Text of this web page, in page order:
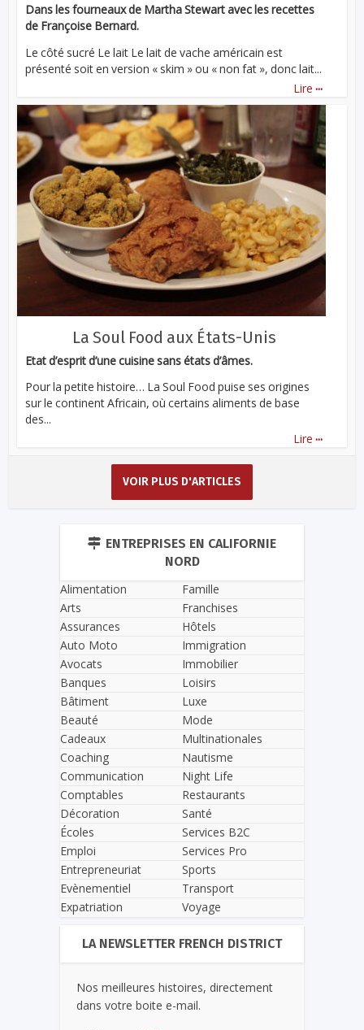
Dans les fourneaux de Martha Stewart avec les recettes
de Françoise Bernard.
Le côté sucré Le lait Le lait de vache américain est
présenté soit en version « skim » ou « non fat », donc lait...
Lire ...
La Soul Food aux États-Unis
Etat d’esprit d’une cuisine sans états d’âmes.
Pour la petite histoire… La Soul Food puise ses origines
sur le continent Africain, où certains aliments de base
des...
Lire ...
VOIR PLUS D'ARTICLES
ENTREPRISES EN CALIFORNIE
NORD
Alimentation
Arts
Assurances
Auto Moto
Avocats
Banques
Bâtiment
Beauté
Cadeaux
Coaching
Communication
Comptables
Décoration
Écoles
Emploi
Entrepreneuriat
Evènementiel
Expatriation
Famille
Franchises
Hôtels
Immigration
Immobilier
Loisirs
Luxe
Mode
Multinationales
Nautisme
Night Life
Restaurants
Santé
Services B2C
Services Pro
Sports
Transport
Voyage
LA NEWSLETTER FRENCH DISTRICT
Nos meilleures histoires, directement
dans votre boite e-mail.